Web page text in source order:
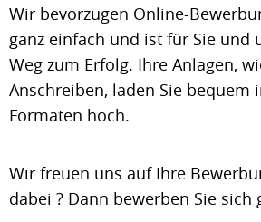
Wir bevorzugen Online-
ganz einfach und ist für Sie und
Weg zum Erfolg. Ihre Anlagen,
Anschreiben, laden Sie bequem
Formaten hoch.
Wir freuen uns auf Ihre
dabei ? Dann bewerben Sie sich